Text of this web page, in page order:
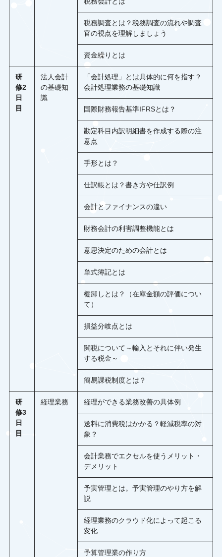
税務調査とは？税務調査の流れや調査
官の視点を理解しましょう
資金繰りとは
研
修2
日
目
法人会計
の基礎知
識
「会計処理」とは具体的に何を指す？
会計処理業務の基礎知識
国際財務報告基準IFRSとは？
勘定科目内訳明細書を作成する際の注
意点
手形とは？
仕訳帳とは？書き方や仕訳例
会計とファイナンスの違い
財務会計の利害調整機能とは
意思決定のための会計とは
単式簿記とは
棚卸しとは？（在庫金額の評価につい
て）
損益分岐点とは
関税について～輸入とそれに伴い発生
する税金～
簡易課税制度とは？
研
修3
日
目
経理業務 経理ができる業務改善の具体例
送料に消費税はかかる？軽減税率の対
象？
会計業務でエクセルを使うメリット・
デメリット
予実管理とは。予実管理のやり方を解
説
経理業務のクラウド化によって起こる
変化
予算管理業の作り方